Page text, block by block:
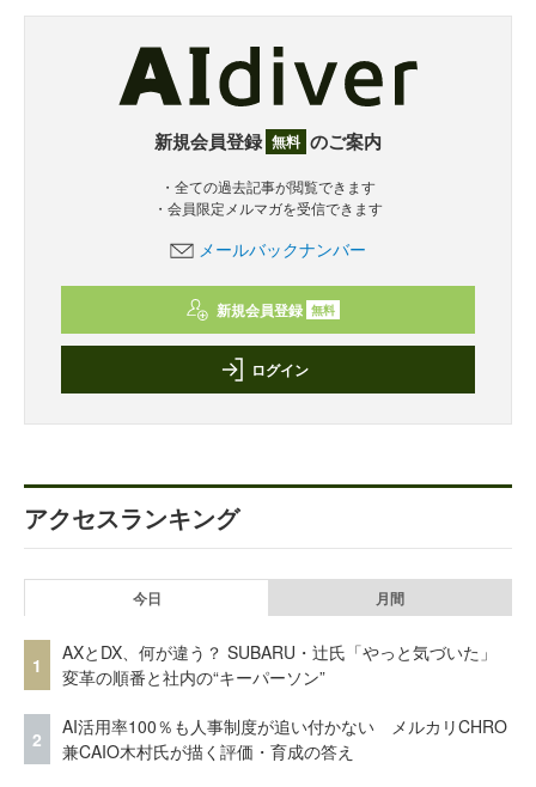
新規会員登録 無料 のご案内
・全ての過去記事が閲覧できます
・会員限定メルマガを受信できます
メールバックナンバー
新規会員登録 無料
ログイン
アクセスランキング
今日 月間
1
AXとDX、何が違う？ SUBARU・辻氏「やっと気づいた」
変革の順番と社内の“キーパーソン”
2
AI活用率100％も人事制度が追い付かない メルカリCHRO
兼CAIO木村氏が描く評価・育成の答え